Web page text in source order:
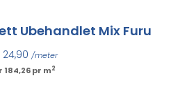
Ubehandlet Mix Furu
24,90 /meter
184,26 pr m2